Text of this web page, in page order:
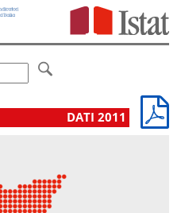
DATI 2011